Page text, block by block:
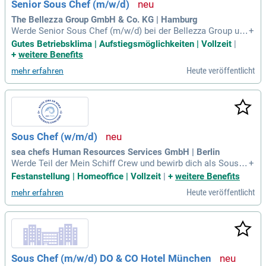
ne abgeschlossene Kochausbildung und mehrjährige Erfahr
ung in einer anspruchsvollen Küche.
Senior Sous Chef (m/w/d)
The Bellezza Group GmbH & Co. KG | Hamburg
Werde Senior Sous Chef (m/w/d) bei der Bellezza Group und
leite unser Küchenteam in einem dynamischen Arbeitsumfel
d. Als rechte Hand des Executive Chefs übernimmst Du wic
e persönliche Weiterentwicklung und garantieren ein kollegi
ales Miteinander. Gemeinsam feiern wir Erfolge und schaffe
n unvergessliche gastronomische Erlebnisse. Dabei sichers
t Du die Einhaltung hoher Qualitäts-, Hygiene- und HACCP-St
andards. Übernimm die Organisation der Warenwirtschaft u
nd sorge für einen reibungslosen Ablauf in unserer Küche –
werde Teil unserer gastronomischen Familie!
+
Gutes Betriebsklima | Aufstiegsmöglichkeiten | Vollzeit |
+ weitere Benefits
mehr erfahren Heute veröffentlicht
Sous Chef (w/m/d)
sea chefs Human Resources Services GmbH | Berlin
Werde Teil der Mein Schiff Crew und bewirb dich als Sous C
hef (w/m/d) bei sea chefs. Begeistere unsere Gäste mit kuli
Flotte von TUI Cruises. Deine Chance auf ein Abenteuer auf
Hochsee-Kreuzfahrten, Expeditionsreisen und Luxusreisen
wartet auf dich. Sea chefs ist dein erfahrener Partner im Hot
el- und Crew-Management, der zahlreiche Karrieremöglichke
iten im Premium- und Luxussegment bietet. Entdecke die au
fregende Welt der Kreuzfahrten und arbeite in einem dynami
schen Team. Starte jetzt deine Bewerbung und erlebe die Fa
+
Festanstellung | Homeoffice | Vollzeit
+ weitere Benefits
mehr erfahren Heute veröffentlicht
Sous Chef (m/w/d) DO & CO Hotel München